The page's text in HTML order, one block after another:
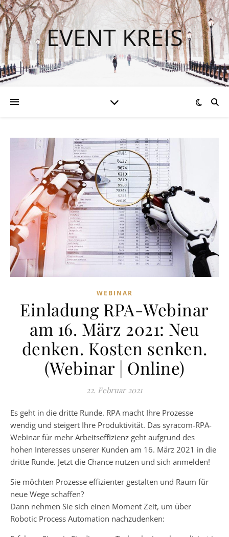
EVENT KREIS
WEBINAR
Einladung RPA-Webinar
am 16. März 2021: Neu
denken. Kosten senken.
(Webinar | Online)
22. Februar 2021
Es geht in die dritte Runde. RPA macht Ihre Prozesse
wendig und steigert Ihre Produktivität. Das syracom-RPA-
Webinar für mehr Arbeitseffizienz geht aufgrund des
hohen Interesses unserer Kunden am 16. März 2021 in die
dritte Runde. Jetzt die Chance nutzen und sich anmelden!
Sie möchten Prozesse effizienter gestalten und Raum für
neue Wege schaffen?
Dann nehmen Sie sich einen Moment Zeit, um über
Robotic Process Automation nachzudenken: